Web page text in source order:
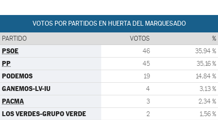
VOTOS POR PARTIDOS EN HUERTA DEL MARQUESADO
PARTIDO VOTOS %
PSOE 46 35,94 %
PP 45 35,16 %
PODEMOS 19 14,84 %
GANEMOS-LV-IU 4 3,13 %
PACMA 3 2,34 %
LOS VERDES-GRUPO VERDE 2 1,56 %